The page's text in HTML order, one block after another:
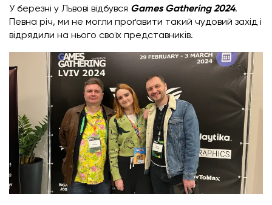
У березні у Львові відбувся Games Gathering 2024.
Певна річ, ми не могли проґавити такий чудовий захід і
відрядили на нього своїх представників.